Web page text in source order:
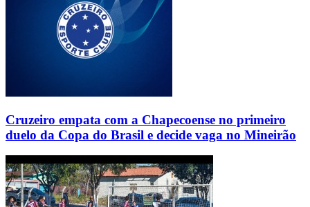
Cruzeiro empata com a Chapecoense no primeiro
duelo da Copa do Brasil e decide vaga no Mineirão